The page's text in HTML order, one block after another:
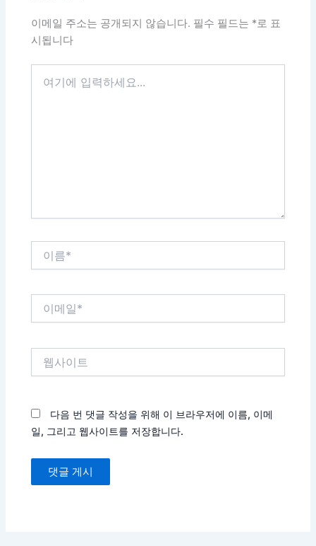
이메일 주소는 공개되지 않습니다. 필수 필드는 *로 표
시됩니다
다음 번 댓글 작성을 위해 이 브라우저에 이름, 이메
일, 그리고 웹사이트를 저장합니다.